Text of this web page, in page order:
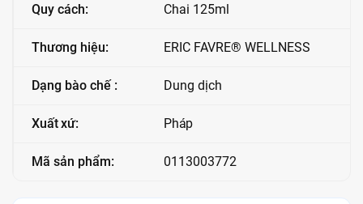
Quy cách: Chai 125ml
Thương hiệu: ERIC FAVRE® WELLNESS
Dạng bào chế : Dung dịch
Xuất xứ: Pháp
Mã sản phẩm: 0113003772